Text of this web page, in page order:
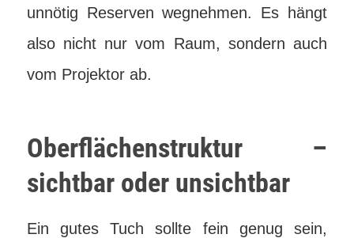
unnötig Reserven wegnehmen. Es hängt
also nicht nur vom Raum, sondern auch
vom Projektor ab.
Oberflächenstruktur –
sichtbar oder unsichtbar
Ein gutes Tuch sollte fein genug sein,